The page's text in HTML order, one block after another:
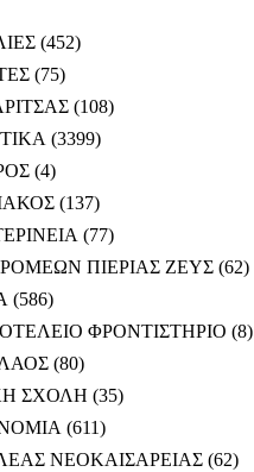
(452)
(75)
(108)
(3399)
(4)
(137)
(77)
ΠΙΕΡΙΑΣ ΖΕΥΣ (62)
(586)
ΦΡΟΝΤΙΣΤΗΡΙΟ (8)
(80)
ΣΧΟΛΗ (35)
(611)
ΝΕΟΚΑΙΣΑΡΕΙΑΣ (62)